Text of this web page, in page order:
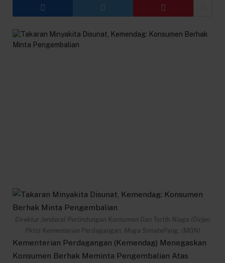
Direktur Jenderal Perlindungan Konsumen Dan Tertib Niaga (Dirjen
Pktn) Kementerian Perdagangan, Moga SimatePang. (MGN)
Kementerian Perdagangan (Kemendag) Menegaskan
Konsumen Berhak Meminta Pengembalian Atas